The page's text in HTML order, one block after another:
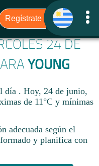
24 DE
YOUNG
día . Hoy, 24 de junio,
de 11°C y mínimas
adecuada según el
y planifica con